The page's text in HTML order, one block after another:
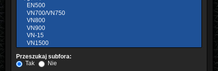
Przeszukaj subfora:
Tak
Nie